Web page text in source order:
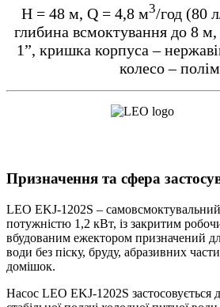
Н = 48 м, Q = 4,8 м3/год (80
глибина всмоктування до 8
1”, кришка корпуса –
колесо –
Призначення та сфера
LEO EKJ-1202S –
потужністю 1,2 кВт, із закритим
вбудованим ежектором призначений
води без піску, бруду, абразивних
домішок.
Насос LEO EKJ-1202S застосовується